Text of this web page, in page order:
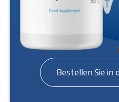
Bestellen Sie in